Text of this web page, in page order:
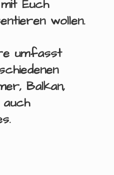
Euch
wollen.
umfasst
Balkan,